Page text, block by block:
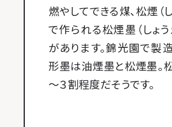
燃やしてできる煤、松煙（し
で作られる松煙墨（しょう
があります。錦光園で製
形墨は油煙墨と松煙墨。
～３割程度だそうです。